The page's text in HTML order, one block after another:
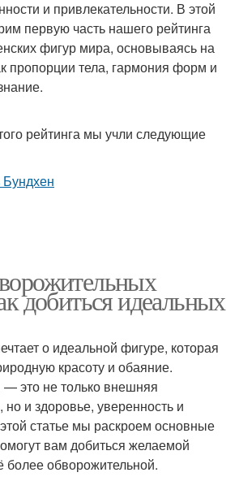
и привлекательности. В этой
первую часть нашего рейтинга
фигур мира, основываясь на
пропорции тела, гармония форм и
рейтинга мы учли следующие
добиться идеальных
о идеальной фигуре, которая
красоту и обаяние.
это не только внешняя
но и здоровье, уверенность и
статье мы раскроем основные
вам добиться желаемой
более обворожительной.